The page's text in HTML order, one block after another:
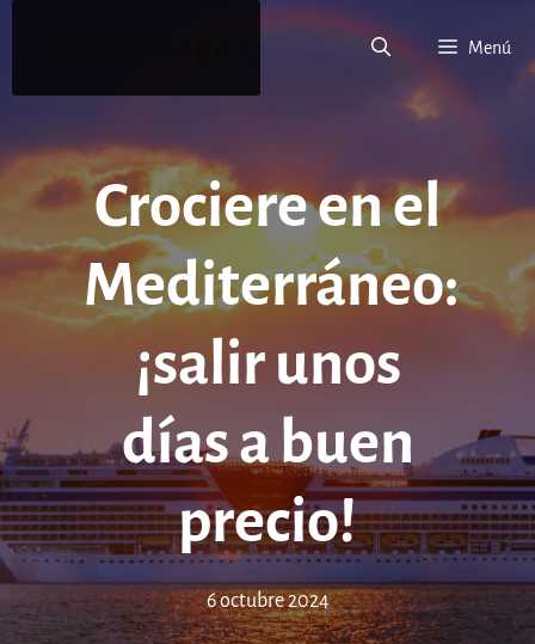
Menú
Crociere en el
Mediterráneo:
¡salir unos
días a buen
precio!
6 octubre 2024